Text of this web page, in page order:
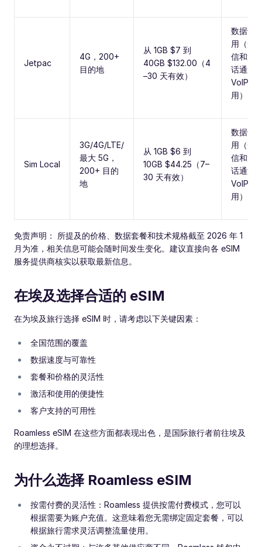
Jetpac
4G，200+
目的地
从 1GB $7 到
40GB $132.00（4
–30 天有效）
数据专
用（短
信和通
话通过
VoIP 应
用）
Sim Local
3G/4G/LTE/
最大 5G，
200+ 目的
地
从 1GB $6 到
10GB $44.25（7–
30 天有效）
数据专
用（短
信和通
话通过
VoIP 应
用）
免责声明： 所提及的价格、数据套餐和技术规格截至 2026 年 1
月为准，相关信息可能会随时间发生变化。建议直接向各 eSIM
服务提供商核实以获取最新信息。
在埃及选择合适的 eSIM
在为埃及旅行选择 eSIM 时，请考虑以下关键因素：
全国范围的覆盖
数据速度与可靠性
套餐和价格的灵活性
激活和使用的便捷性
客户支持的可用性
Roamless eSIM 在这些方面都表现出色，是国际旅行者前往埃及
的理想选择。
为什么选择 Roamless eSIM
按需付费的灵活性：Roamless 提供按需付费模式，您可以
根据需要为账户充值。这意味着您无需绑定固定套餐，可以
根据旅行需求灵活调整流量使用。